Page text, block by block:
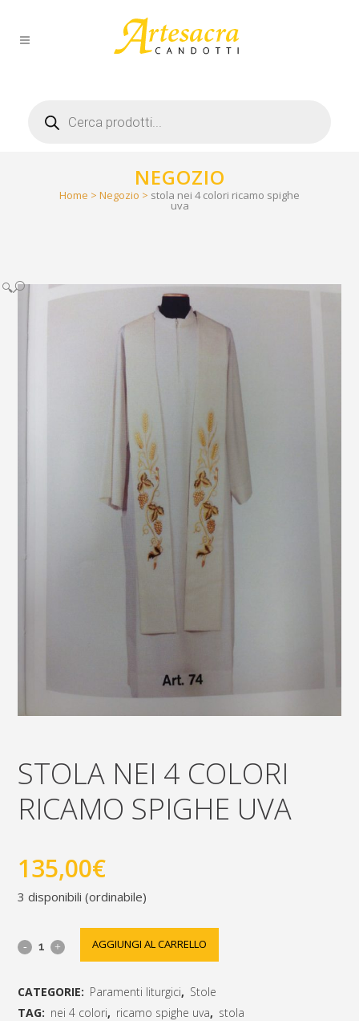
search
NEGOZIO
Home > Negozio > stola nei 4 colori ricamo spighe
uva
🔍
STOLA NEI 4 COLORI
RICAMO SPIGHE UVA
135,00€
3 disponibili (ordinabile)
stola
AGGIUNGI AL CARRELLO
CATEGORIE: Paramenti liturgici, Stole
TAG: nei 4 colori, ricamo spighe uva, stola